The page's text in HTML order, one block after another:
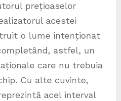
prețioaselor
acestei
o lume intenționat
astfel, un
care nu trebuia
Cu alte cuvinte,
acel interval